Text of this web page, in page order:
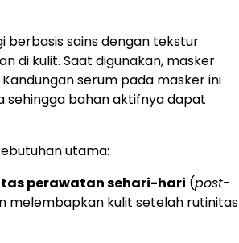
berbasis sains dengan tekstur
di kulit. Saat digunakan, masker
serum pada masker ini
bahan aktifnya dapat
utama:
perawatan sehari-hari (post-
melembapkan kulit setelah rutinitas